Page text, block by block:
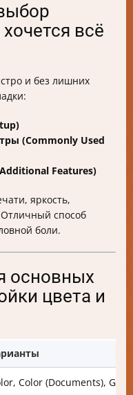
всё
и без лишних
(Commonly Used
Features)
яркость,
способ
боли.
основных
цвета и
Color (Documents),